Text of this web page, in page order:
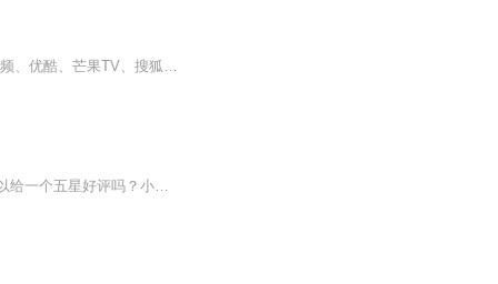
《嘻哈闯世界3之奇幻天空岛》2018年1月17日于湖南金鹰卡通首播，并在在爱奇艺、腾讯视频、优酷、芒果TV、搜狐五大平台同步上线。最高收视达到3.48%，首播两个月均取得当月收视冠军，全网累计点击量达8亿次，是一部广受小朋友喜爱的冒险动画。...
这个是我自己写的小说，是由喜羊羊与灰太狼里面的人物来写的（灰太狼暂时不想写）。可以给一个五星好评吗？小说录音全程都是自己在做，欢迎大家来收听呀！